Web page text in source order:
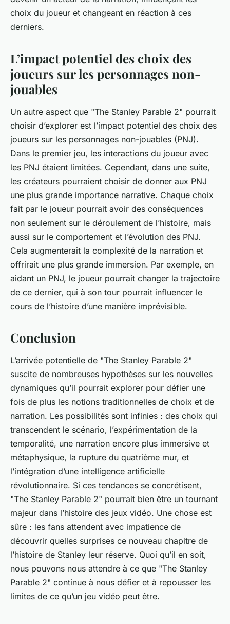
choix du joueur et changeant en réaction à ces
derniers.
L’impact potentiel des choix des
joueurs sur les personnages non-
jouables
Un autre aspect que "The Stanley Parable 2" pourrait
choisir d’explorer est l’impact potentiel des choix des
joueurs sur les personnages non-jouables (PNJ).
Dans le premier jeu, les interactions du joueur avec
les PNJ étaient limitées. Cependant, dans une suite,
les créateurs pourraient choisir de donner aux PNJ
une plus grande importance narrative. Chaque choix
fait par le joueur pourrait avoir des conséquences
non seulement sur le déroulement de l’histoire, mais
aussi sur le comportement et l’évolution des PNJ.
Cela augmenterait la complexité de la narration et
offrirait une plus grande immersion. Par exemple, en
aidant un PNJ, le joueur pourrait changer la trajectoire
de ce dernier, qui à son tour pourrait influencer le
cours de l’histoire d’une manière imprévisible.
Conclusion
L’arrivée potentielle de "The Stanley Parable 2"
suscite de nombreuses hypothèses sur les nouvelles
dynamiques qu’il pourrait explorer pour défier une
fois de plus les notions traditionnelles de choix et de
narration. Les possibilités sont infinies : des choix qui
transcendent le scénario, l’expérimentation de la
temporalité, une narration encore plus immersive et
métaphysique, la rupture du quatrième mur, et
l’intégration d’une intelligence artificielle
révolutionnaire. Si ces tendances se concrétisent,
"The Stanley Parable 2" pourrait bien être un tournant
majeur dans l’histoire des jeux vidéo. Une chose est
sûre : les fans attendent avec impatience de
découvrir quelles surprises ce nouveau chapitre de
l’histoire de Stanley leur réserve. Quoi qu’il en soit,
nous pouvons nous attendre à ce que "The Stanley
Parable 2" continue à nous défier et à repousser les
limites de ce qu’un jeu vidéo peut être.